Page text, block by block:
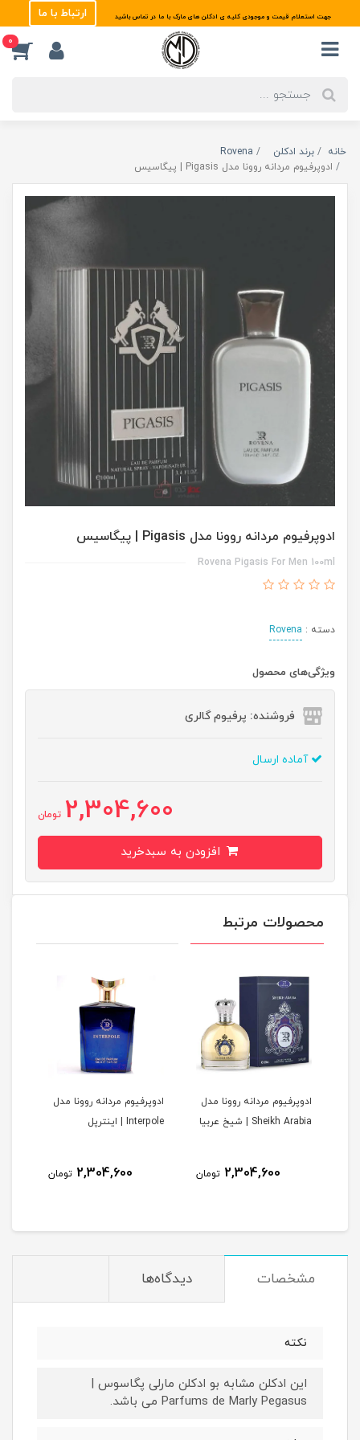
جهت استعلام قیمت و موجودی کلیه ی ادکلن های مارک با ما در تماس باشید ارتباط با ما
0
خانه برند ادکلن
Rovena
ادوپرفیوم مردانه روونا مدل Pigasis | پیگاسیس
ادوپرفیوم مردانه روونا مدل Pigasis | پیگاسیس
Rovena Pigasis For Men 100ml
دسته : Rovena
ویژگی‌های محصول
فروشنده: پرفیوم گالری
آماده ارسال
2,304,600 تومان
محصولات مرتبط
ادوپرفیوم مردانه روونا مدل
Sheikh Arabia | شیخ عربیا
2,304,600 تومان
ادوپرفیوم مردانه روونا مدل
Interpole | اینترپل
2,304,600 تومان
مشخصات دیدگاه‌ها
نکته
این ادکلن مشابه بو ادکلن مارلی پگاسوس |
Parfums de Marly Pegasus می باشد.